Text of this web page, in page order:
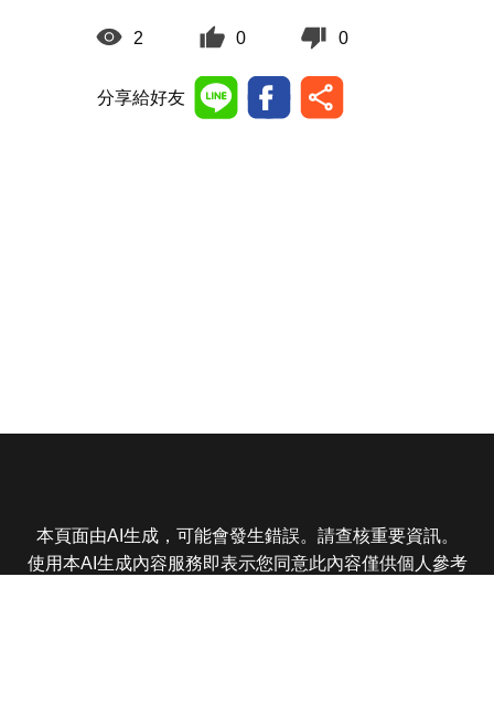
2 0 0
分享給好友
本頁面由AI生成，可能會發生錯誤。請查核重要資訊。
使用本AI生成內容服務即表示您同意此內容僅供個人參考